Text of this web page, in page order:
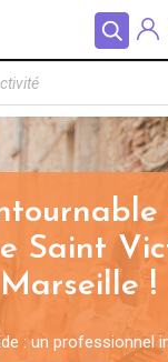
cookies
Saint
Marseille !
: un professionnel